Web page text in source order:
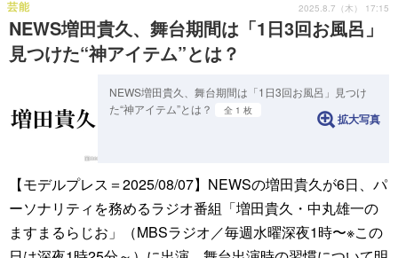
NEWS増田貴久、舞台期間は「1日3回お風呂」
見つけた“神アイテム”とは？
芸能 2025.8.7（木） 17:15
NEWS増田貴久、舞台期間は「1日3回お風呂」見つけ
た“神アイテム”とは？
全 1 枚
拡大写真
【モデルプレス＝2025/08/07】NEWSの増田貴久が6日、パ
ーソナリティを務めるラジオ番組「増田貴久・中丸雄一の
ますまるらじお」（MBSラジオ／毎週水曜深夜1時〜※この